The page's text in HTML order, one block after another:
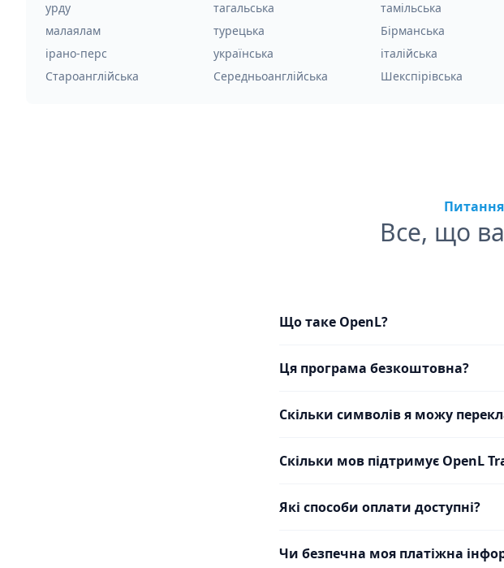
урду
тагальська тамільська
малаялам
турецька Бірманська
ірано-перс
українська італійська
Староанглійська
Середньоанглійська Шекспірівська
Все, що
Що таке OpenL?
Ця програма безкоштовна?
Скільки символів я можу
Скільки мов підтримує OpenL
Які способи оплати доступні?
Чи безпечна моя платіжна